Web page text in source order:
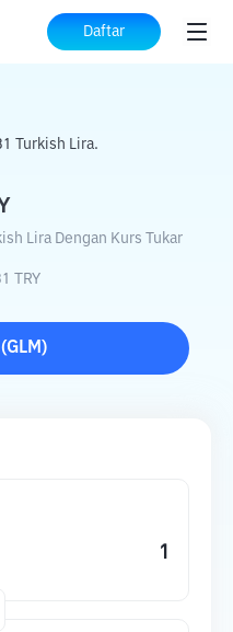
Daftar
ke TRY
Turkish Lira.
Lira Dengan Kurs Tukar
TRY
GLM )